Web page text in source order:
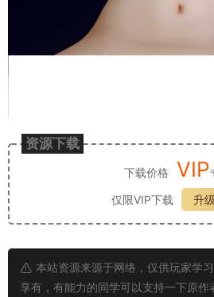
资源下载
下载价格 VIP
仅限VIP下载
升
本站资源来源于网络，仅供玩家学
享有，有能力的同学可以支持一下原作